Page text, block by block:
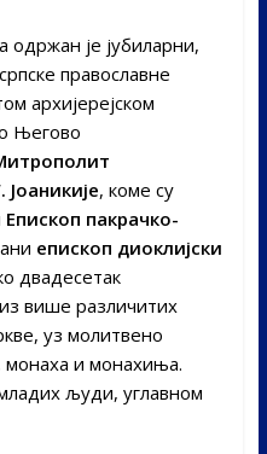
одржан је јубиларни,
православне
архијерејском
Његово
, коме су
Епископ пакрачко-
епископ диоклијски
двадесетак
више различитих
уз молитвено
и монахиња.
људи, углавном